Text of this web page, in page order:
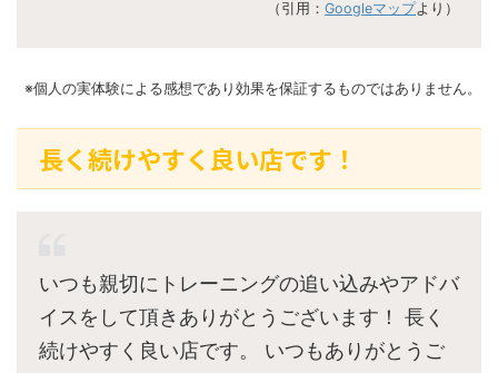
（引用： Googleマップより）
※個人の実体験による感想であり効果を保証するものではありません。
長く続けやすく良い店です！
いつも親切にトレーニングの追い込みやアドバ
イスをして頂きありがとうございます！ 長く
続けやすく良い店です。 いつもありがとうご